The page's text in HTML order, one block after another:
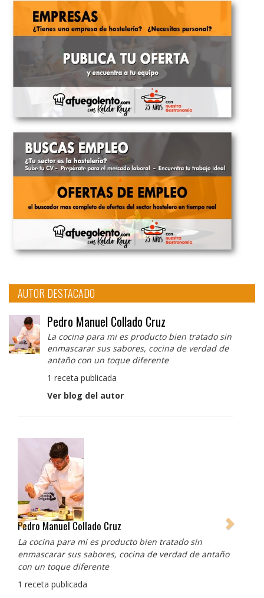
AUTOR DESTACADO
Pedro Manuel Collado Cruz
La cocina para mi es producto bien tratado sin
enmascarar sus sabores, cocina de verdad de
antaño con un toque diferente
1 receta publicada
Ver blog del autor
Albert Adrià
Redes sociales:
https://www.instagram.com/enigma_albertadria/
https://www.instagram.com/albertadriaprojects/
3 recetas publicadas